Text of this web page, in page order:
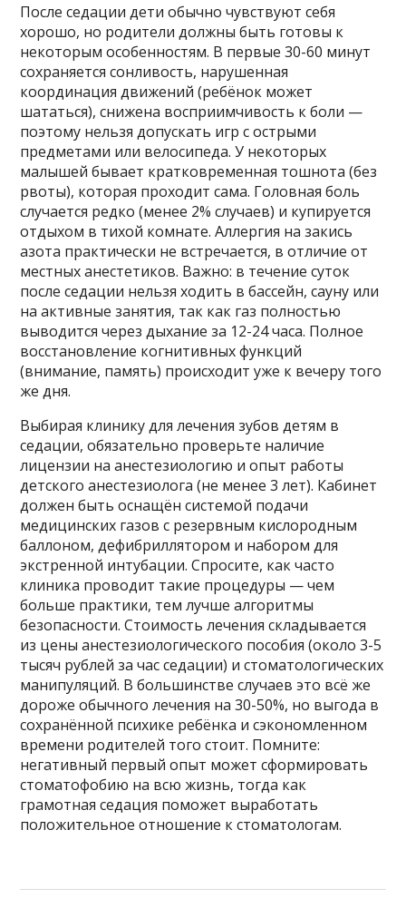
После седации дети обычно чувствуют себя
хорошо, но родители должны быть готовы к
некоторым особенностям. В первые 30-60 минут
сохраняется сонливость, нарушенная
координация движений (ребёнок может
шататься), снижена восприимчивость к боли —
поэтому нельзя допускать игр с острыми
предметами или велосипеда. У некоторых
малышей бывает кратковременная тошнота (без
рвоты), которая проходит сама. Головная боль
случается редко (менее 2% случаев) и купируется
отдыхом в тихой комнате. Аллергия на закись
азота практически не встречается, в отличие от
местных анестетиков. Важно: в течение суток
после седации нельзя ходить в бассейн, сауну или
на активные занятия, так как газ полностью
выводится через дыхание за 12-24 часа. Полное
восстановление когнитивных функций
(внимание, память) происходит уже к вечеру того
же дня.
Выбирая клинику для лечения зубов детям в
седации, обязательно проверьте наличие
лицензии на анестезиологию и опыт работы
детского анестезиолога (не менее 3 лет). Кабинет
должен быть оснащён системой подачи
медицинских газов с резервным кислородным
баллоном, дефибриллятором и набором для
экстренной интубации. Спросите, как часто
клиника проводит такие процедуры — чем
больше практики, тем лучше алгоритмы
безопасности. Стоимость лечения складывается
из цены анестезиологического пособия (около 3-5
тысяч рублей за час седации) и стоматологических
манипуляций. В большинстве случаев это всё же
дороже обычного лечения на 30-50%, но выгода в
сохранённой психике ребёнка и сэкономленном
времени родителей того стоит. Помните:
негативный первый опыт может сформировать
стоматофобию на всю жизнь, тогда как
грамотная седация поможет выработать
положительное отношение к стоматологам.